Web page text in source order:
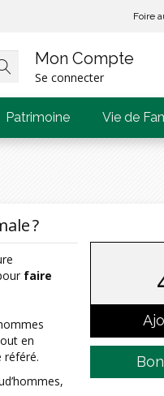
Foire
Mon Compte
Se connecter
Patrimoine Vie de
?
faire
en
référé.